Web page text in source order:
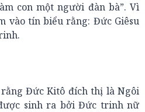
con một người đàn bà”. Vì
vào tín biểu rằng: Đức Giêsu
Đức Kitô đích thị là Ngôi
sinh ra bởi Đức trinh nữ